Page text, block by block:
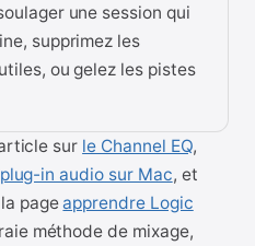
une session qui
supprimez les
ou gelez les pistes
sur le Channel EQ,
plug-in audio sur Mac, et
pageapprendre Logic
méthode de mixage,